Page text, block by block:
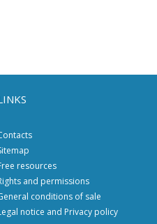
resources
and permissions
conditions of sale
notice and Privacy policy